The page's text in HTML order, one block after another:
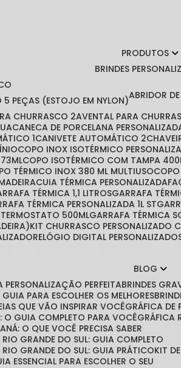
PRODUTOS
BRINDES
5 PEÇAS (ESTOJO EM NYLON) ABRIDOR
CHURRASCO 2 AVENTAL PARA
CANECA DE PORCELANA
1 CANIVETE AUTOMÁTICO 2
COPO INOX ISOTÉRMICO
COPO ISOTÉRMICO COM TAMPA
TÉRMICO INOX 380 ML MULTIUSO
CUIA TÉRMICA PERSONALIZADA
TÉRMICA 1,1 LITROS GARRAFA
TÉRMICA PERSONALIZADA 1L ST
TERMOSTATO 500ML
GARRAFA TÉRMICA
KIT CHURRASCO PERSONALIZADO
RELÓGIO DIGITAL PERSONALIZADO
BLOG
PERSONALIZAÇÃO PERFEITA BRINDES
PARA ESCOLHER OS MELHORES
QUE VÃO INSPIRAR VOCÊ
GRÁFICA
O GUIA COMPLETO PARA VOCÊ
O QUE VOCÊ PRECISA SABER
GRANDE DO SUL: GUIA COMPLETO
RIO GRANDE DO SUL: GUIA PRÁTICO KIT
ESSENCIAL PARA ESCOLHER O SEU